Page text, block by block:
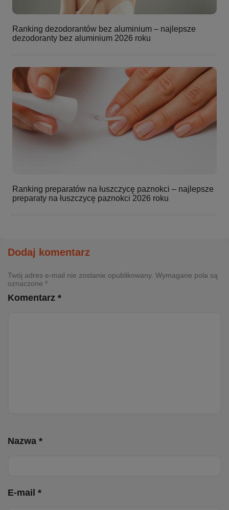
Ranking dezodorantów bez aluminium – najlepsze
dezodoranty bez aluminium 2026 roku
Ranking preparatów na łuszczycę paznokci – najlepsze
preparaty na łuszczycę paznokci 2026 roku
Dodaj komentarz
Twój adres e-mail nie zostanie opublikowany. Wymagane pola są
oznaczone *
Komentarz *
Nazwa *
E-mail *